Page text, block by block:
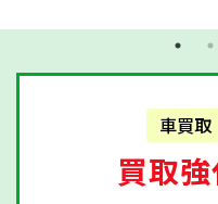
車買取
買取